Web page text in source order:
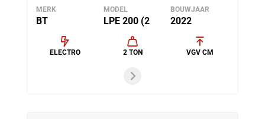
MERK
BT
MODEL
LPE 200 (2
BOUWJAAR
2022
ELECTRO 2 TON VGV CM